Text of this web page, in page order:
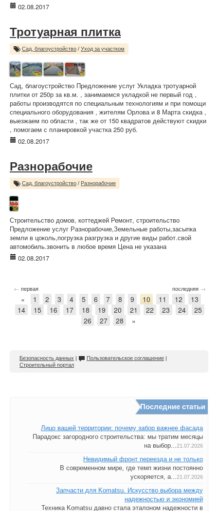
02.08.2017
Тротуарная плитка
Сад, благоустройство / Уход за участком
Сад, благоустройство Предложение услуг Укладка тротуарной
плитки от 250р за кв.м. , занимаемся укладкой не первый год ,
работы производятся по специальным технологиям и при помощи
специального оборудования , жителям Орлова и 8 Марта скидка ,
выезжаем по области , так же от 150 квадратов действуют скидки
, помогаем с планировкой участка 250 руб.
02.08.2017
Разнорабочие
Сад, благоустройство / Разнорабочие
Строительство домов, коттеджей Ремонт, строительство
Предложение услуг Разнорабочие,Земельные работы,засыпка
земли в цоколь,погрузка разгрузка и другие виды работ.свой
автомобиль.звонить в любое время Цена не указана
02.08.2017
← первая последняя →
« 1 2 3 4 5 6 7 8 9 10 11 12
13
14
15 16 17 18 19 20 21 22 23 24
25
26
27 28 »
Безопасность данных | Пользовательское соглашение |
Строительный портал
Последние статьи
Лицо вашей территории: почему забор важнее фасада
Парадокс загородного строительства: мы тратим месяцы
на выбор...21.07.2026
Невидимый фронт переезда и не только
В современном мире, где темп жизни постоянно
ускоряется, а...21.07.2026
Запчасти для Komatsu. Искусство выбора между
надежностью и экономией
Техника Komatsu давно стала эталоном надежности в